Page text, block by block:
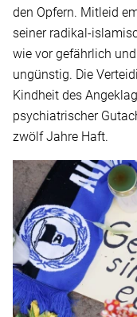
den Opfern. Mitleid
seiner radikal-
wie vor gefährlich
ungünstig. Die
Kindheit des
psychiatrischer
zwölf Jahre Haft.